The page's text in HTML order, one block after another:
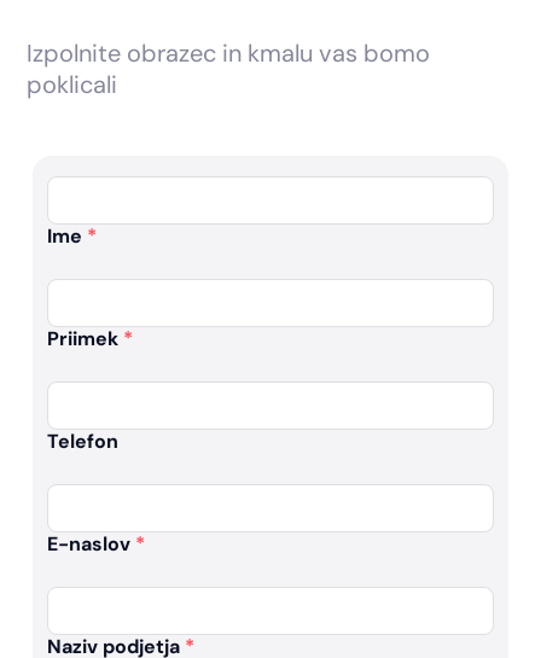
Izpolnite obrazec in kmalu vas bomo
poklicali
Ime *
Priimek *
Telefon
E-naslov *
Naziv podjetja *